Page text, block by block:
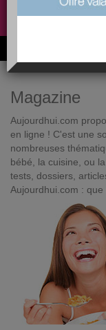
6M de personnes
Magazine
Aujourdhui.com
en ligne ! C'est une
nombreuses
bébé, la cuisine, ou
tests, dossiers,
Aujourdhui.com :